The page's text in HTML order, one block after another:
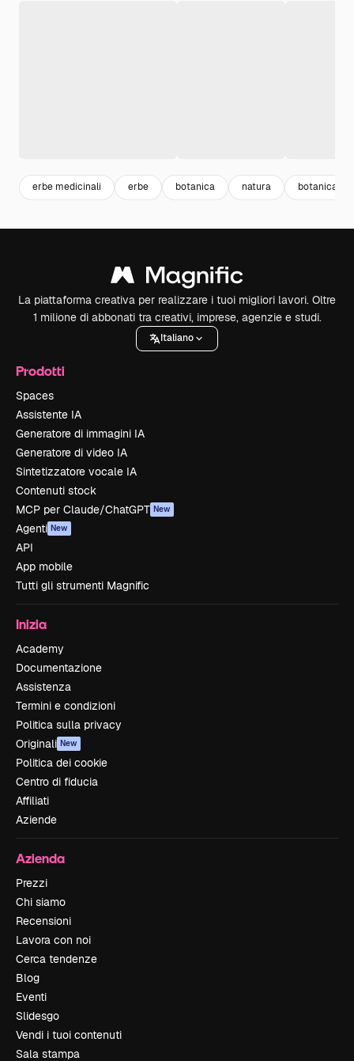
erbe medicinali erbe botanica natura botanical
La piattaforma creativa per realizzare i tuoi migliori lavori. Oltre
1 milione di abbonati tra creativi, imprese, agenzie e studi.
Italiano
Prodotti
Spaces
Assistente IA
Generatore di immagini IA
Generatore di video IA
Sintetizzatore vocale IA
Contenuti stock
MCP per Claude/ChatGPT New
Agenti New
API
App mobile
Tutti gli strumenti Magnific
Inizia
Academy
Documentazione
Assistenza
Termini e condizioni
Politica sulla privacy
Originali New
Politica dei cookie
Centro di fiducia
Affiliati
Aziende
Azienda
Prezzi
Chi siamo
Recensioni
Lavora con noi
Cerca tendenze
Blog
Eventi
Slidesgo
Vendi i tuoi contenuti
Sala stampa